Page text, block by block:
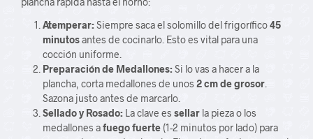
Atemperar:Siempre saca el solomillo del frigorífico45
minutosantes de cocinarlo. Esto es vital para una
cocción uniforme.
Preparación de Medallones:Si lo vas a hacer a la
plancha, corta medallones de unos 2 cm de grosor.
Sazona justo antes de marcarlo.
Sellado y Rosado:La clave es sellarla pieza o los
medallones afuego fuerte(1-2 minutos por lado) para